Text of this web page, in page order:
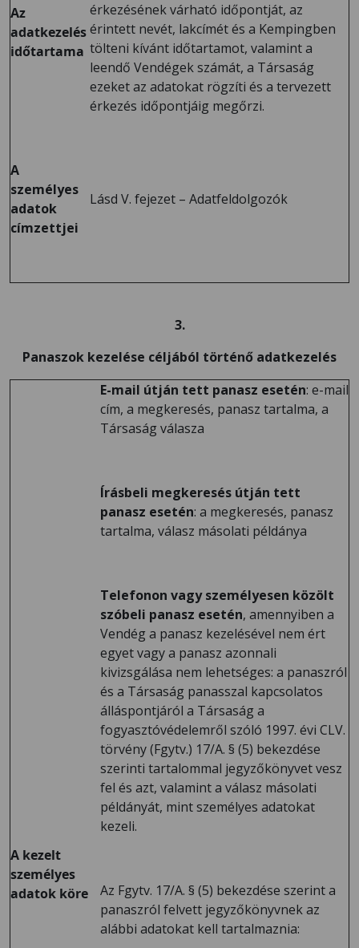
Az
adatkezelés
időtartama
érkezésének várható időpontját, az
érintett nevét, lakcímét és a Kempingben
tölteni kívánt időtartamot, valamint a
leendő Vendégek számát, a Társaság
ezeket az adatokat rögzíti és a tervezett
érkezés időpontjáig megőrzi.
A
személyes
adatok
címzettjei
Lásd V. fejezet – Adatfeldolgozók
3.
Panaszok kezelése céljából történő adatkezelés
A kezelt
személyes
adatok köre
E-mail útján tett panasz esetén: e-mail
cím, a megkeresés, panasz tartalma, a
Társaság válasza
Írásbeli megkeresés útján tett
panasz esetén: a megkeresés, panasz
tartalma, válasz másolati példánya
Telefonon vagy személyesen közölt
szóbeli panasz esetén, amennyiben a
Vendég a panasz kezelésével nem ért
egyet vagy a panasz azonnali
kivizsgálása nem lehetséges: a panaszról
és a Társaság panasszal kapcsolatos
álláspontjáról a Társaság a
fogyasztóvédelemről szóló 1997. évi CLV.
törvény (Fgytv.) 17/A. § (5) bekezdése
szerinti tartalommal jegyzőkönyvet vesz
fel és azt, valamint a válasz másolati
példányát, mint személyes adatokat
kezeli.
Az Fgytv. 17/A. § (5) bekezdése szerint a
panaszról felvett jegyzőkönyvnek az
alábbi adatokat kell tartalmaznia: